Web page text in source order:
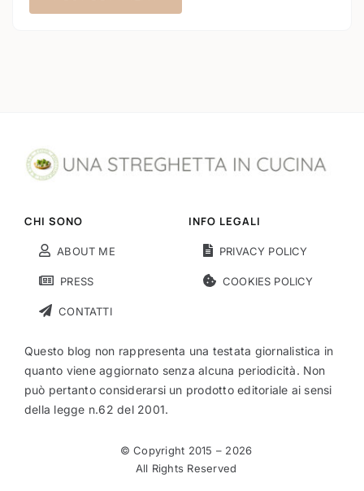
CHI SONO
ABOUT ME
PRESS
CONTATTI
INFO LEGALI
PRIVACY POLICY
COOKIES POLICY
Questo blog non rappresenta una testata giornalistica in
quanto viene aggiornato senza alcuna periodicità. Non
può pertanto considerarsi un prodotto editoriale ai sensi
della legge n.62 del 2001.
© Copyright 2015 – 2026
All Rights Reserved